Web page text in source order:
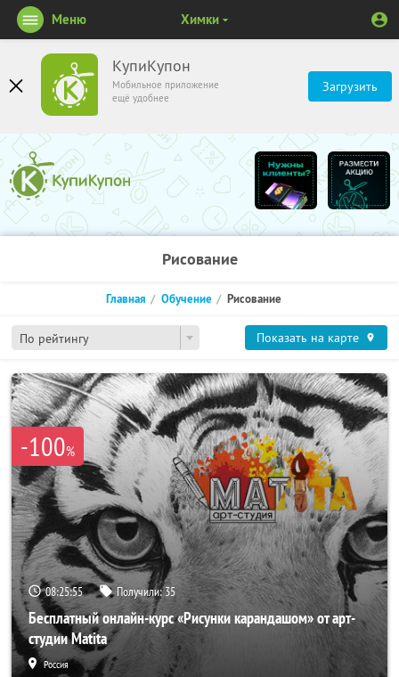
КупиКупон
Мобильное приложение
ещё удобнее
Загрузить
Меню Химки
Рисование
По рейтингу
Главная Обучение Рисование
Показать на карте
-100%
08:25:55 Получили:35
Бесплатный онлайн-курс «Рисунки карандашом» от арт-
студии Matita
Россия